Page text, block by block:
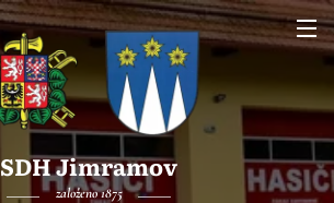
SDH Jimramov
založeno 1875